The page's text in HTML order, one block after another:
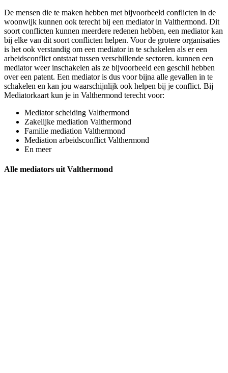
De mensen die te maken hebben met bijvoorbeeld conflicten in de
woonwijk kunnen ook terecht bij een mediator in Valthermond. Dit
soort conflicten kunnen meerdere redenen hebben, een mediator kan
bij elke van dit soort conflicten helpen. Voor de grotere organisaties
is het ook verstandig om een mediator in te schakelen als er een
arbeidsconflict ontstaat tussen verschillende sectoren. kunnen een
mediator weer inschakelen als ze bijvoorbeeld een geschil hebben
over een patent. Een mediator is dus voor bijna alle gevallen in te
schakelen en kan jou waarschijnlijk ook helpen bij je conflict. Bij
Mediatorkaart kun je in Valthermond terecht voor:
Mediator scheiding Valthermond
Zakelijke mediation Valthermond
Familie mediation Valthermond
Mediation arbeidsconflict Valthermond
En meer
Alle mediators uit Valthermond